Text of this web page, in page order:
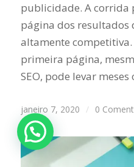
publicidade. A corrida
página dos resultados
altamente
primeira página,
SEO, pode levar
janeiro 7, 2020 / 0